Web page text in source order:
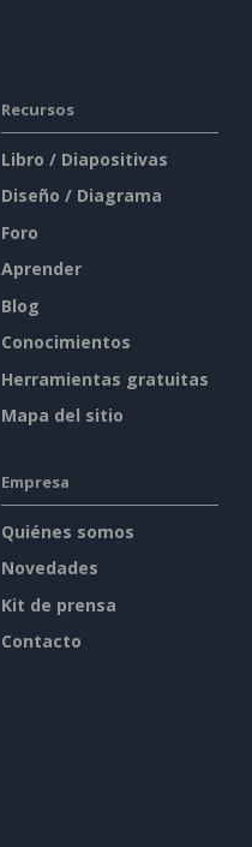
Recursos
Libro / Diapositivas
Diseño / Diagrama
Foro
Aprender
Blog
Conocimientos
Herramientas gratuitas
Mapa del sitio
Empresa
Quiénes somos
Novedades
Kit de prensa
Contacto